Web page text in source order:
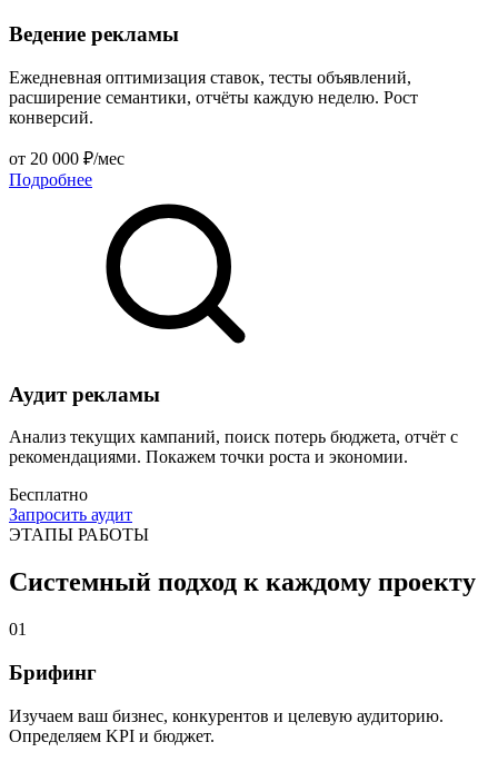
Ведение рекламы
Ежедневная оптимизация ставок, тесты объявлений,
расширение семантики, отчёты каждую неделю. Рост
конверсий.
от 20 000 ₽/мес
Подробнее
Аудит рекламы
Анализ текущих кампаний, поиск потерь бюджета, отчёт с
рекомендациями. Покажем точки роста и экономии.
Бесплатно
Запросить аудит
ЭТАПЫ РАБОТЫ
Системный подход к каждому проекту
01
Брифинг
Изучаем ваш бизнес, конкурентов и целевую аудиторию.
Определяем KPI и бюджет.